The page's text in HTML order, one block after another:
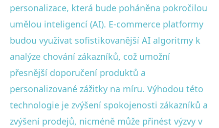
personalizace, která bude poháněna pokročilou
umělou inteligencí (AI). E-commerce platformy
budou využívat sofistikovanější AI algoritmy k
analýze chování zákazníků, což umožní
přesnější doporučení produktů a
personalizované zážitky na míru. Výhodou této
technologie je zvýšení spokojenosti zákazníků a
zvýšení prodejů, nicméně může přinést výzvy v